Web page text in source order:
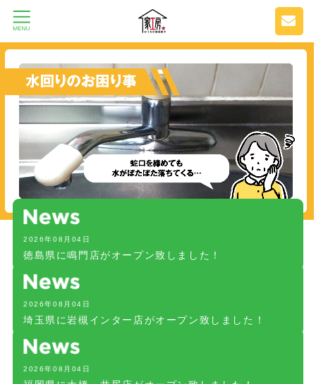
2026年08月04日
徳島県に鳴門店がオープン致しました！
2026年08月04日
埼玉県に岩槻インター店がオープン致しました！
2026年08月04日